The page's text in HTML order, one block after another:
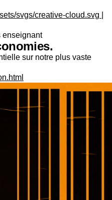
svgs/creative-cloud.svg |
enseignant
sur notre plus vaste